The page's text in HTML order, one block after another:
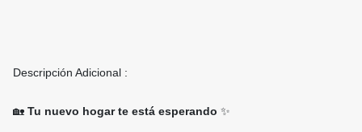
Descripción Adicional :
🏡 Tu nuevo hogar te está esperando ✨